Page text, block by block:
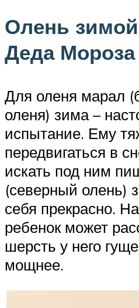
Олень
Деда Мороза
Для оленя марал
оленя) зима –
испытание. Ему
передвигаться в
искать под ним
(северный олень)
себя прекрасно.
ребенок может
шерсть у него
мощнее.